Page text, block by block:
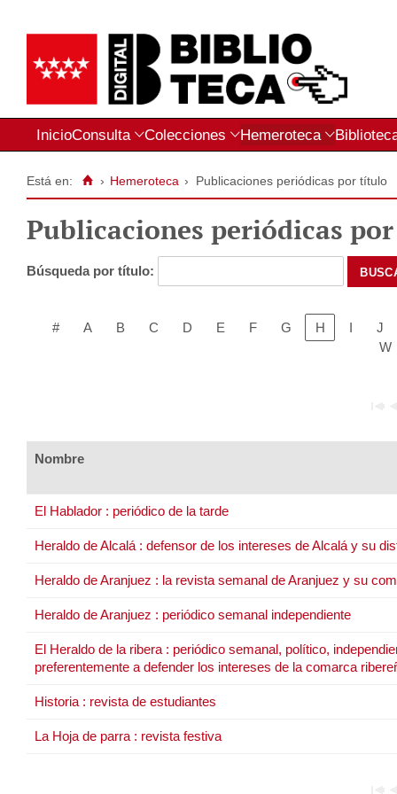
InicioConsulta Colecciones Hemeroteca
Está en: › Hemeroteca › Publicaciones periódicas por título
Publicaciones periódicas
Búsqueda por título:
# A B C D E F G H I
J
W
Nombre
El Hablador : periódico de la tarde
Heraldo de Alcalá : defensor de los intereses de Alcalá y su
Heraldo de Aranjuez : la revista semanal de Aranjuez y su
Heraldo de Aranjuez : periódico semanal independiente
El Heraldo de la ribera : periódico semanal, político,
preferentemente a defender los intereses de la comarca
Historia : revista de estudiantes
La Hoja de parra : revista festiva